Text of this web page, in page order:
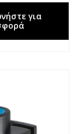
για